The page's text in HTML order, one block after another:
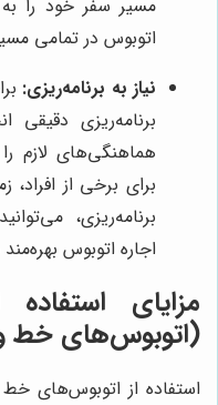
مسیر سفر خود را
اتوبوس در تمامی
نیاز به برنامه‌ریزی:
برنامه‌ریزی
هماهنگی‌های لازم
برای برخی از
برنامه‌ریزی،
اجاره اتوبوس
مزایای
(اتوبوس‌های خط
استفاده از اتوبوس‌های